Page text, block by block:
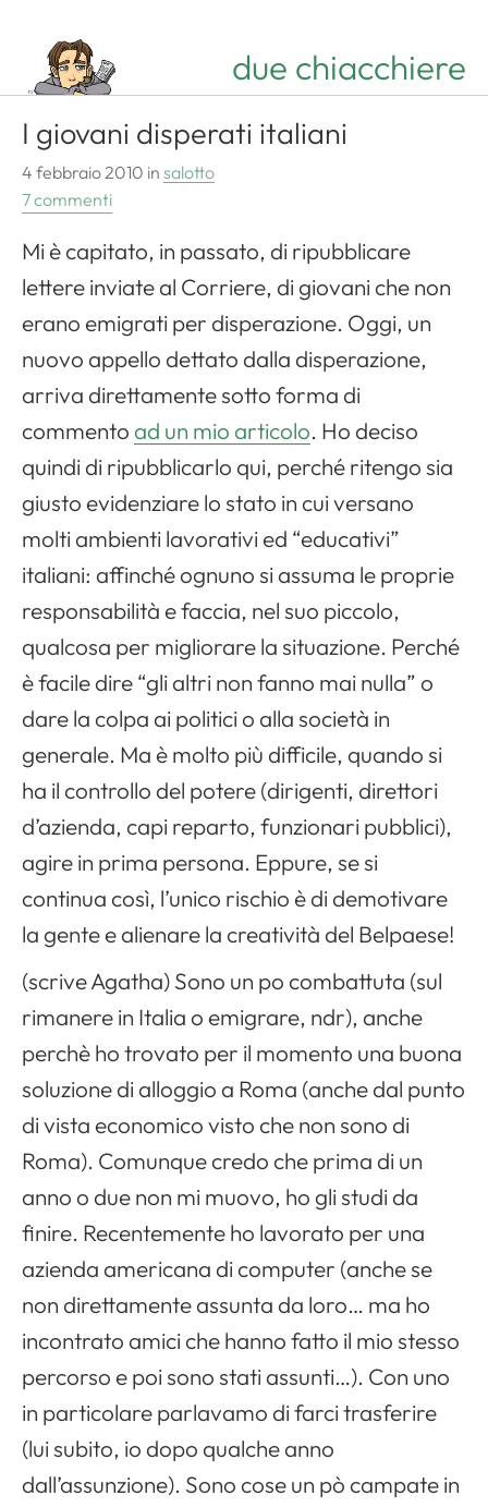
due chiacchiere
I giovani disperati italiani
4 febbraio 2010 in salotto
7 commenti
Mi è capitato, in passato, di ripubblicare
lettere inviate al Corriere, di giovani che non
erano emigrati per disperazione. Oggi, un
nuovo appello dettato dalla disperazione,
arriva direttamente sotto forma di
commento ad un mio articolo. Ho deciso
quindi di ripubblicarlo qui, perché ritengo sia
giusto evidenziare lo stato in cui versano
molti ambienti lavorativi ed “educativi”
italiani: affinché ognuno si assuma le proprie
responsabilità e faccia, nel suo piccolo,
qualcosa per migliorare la situazione. Perché
è facile dire “gli altri non fanno mai nulla” o
dare la colpa ai politici o alla società in
generale. Ma è molto più difficile, quando si
ha il controllo del potere (dirigenti, direttori
d’azienda, capi reparto, funzionari pubblici),
agire in prima persona. Eppure, se si
continua così, l’unico rischio è di demotivare
la gente e alienare la creatività del Belpaese!
(scrive Agatha) Sono un po combattuta (sul
rimanere in Italia o emigrare, ndr), anche
perchè ho trovato per il momento una buona
soluzione di alloggio a Roma (anche dal punto
di vista economico visto che non sono di
Roma). Comunque credo che prima di un
anno o due non mi muovo, ho gli studi da
finire. Recentemente ho lavorato per una
azienda americana di computer (anche se
non direttamente assunta da loro… ma ho
incontrato amici che hanno fatto il mio stesso
percorso e poi sono stati assunti…). Con uno
in particolare parlavamo di farci trasferire
(lui subito, io dopo qualche anno
dall’assunzione). Sono cose un pò campate in